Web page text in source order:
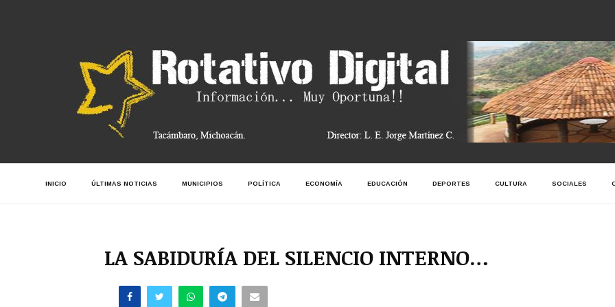
INICIO ÚLTIMAS NOTICIAS MUNICIPIOS POLÍTICA ECONOMÍA EDUCACIÓN DEPORTES CULTURA SOCIALES
LA SABIDURÍA DEL SILENCIO INTERNO…